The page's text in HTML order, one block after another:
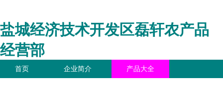
盐城经济技术开发区磊轩农产品
经营部
首页 企业简介 产品大全